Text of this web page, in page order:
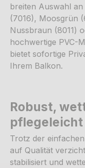
breiten Auswahl
(7016), Moosgrün
Nussbraun (8011)
hochwertige PVC-
bietet sofortige
Ihrem Balkon.
Robust,
pflegeleicht
Trotz der
auf Qualität
stabilisiert und